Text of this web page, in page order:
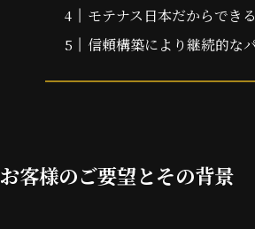
モテナス日本だからでき
信頼構築により継続的な
お客様のご要望とその背景